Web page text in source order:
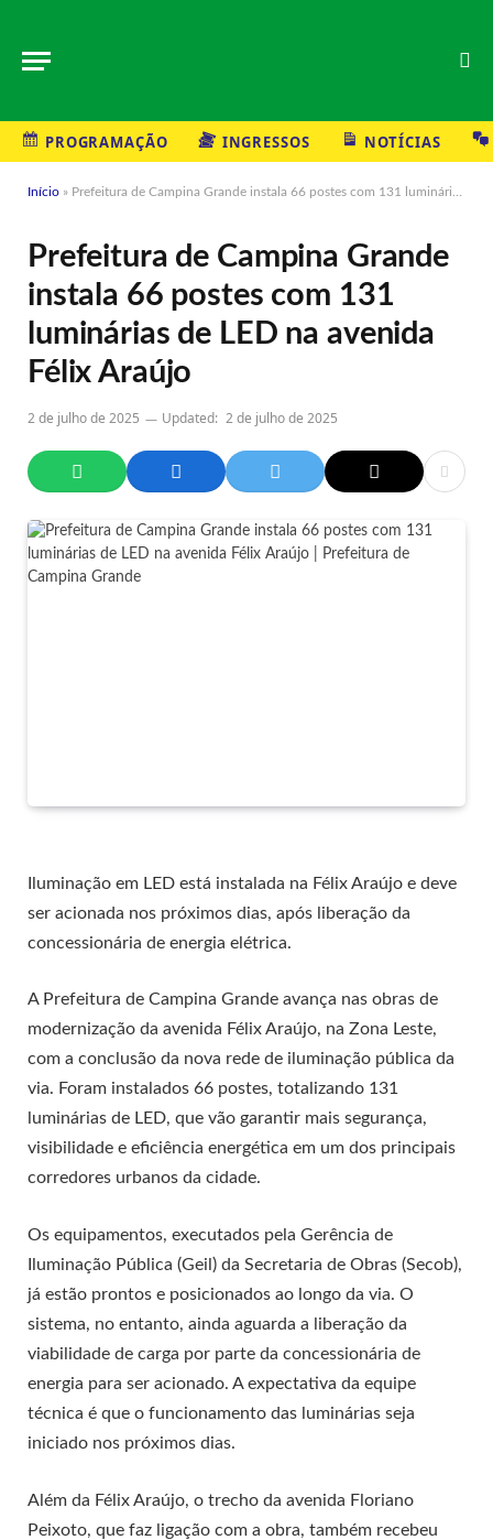
PROGRAMAÇÃO INGRESSOS NOTÍCIAS
Início » Prefeitura de Campina Grande instala 66 postes com 131 luminárias de LED na avenida Félix Araújo
Prefeitura de Campina Grande
instala 66 postes com 131
luminárias de LED na avenida
Félix Araújo
2 de julho de 2025 Updated: 2 de julho de 2025
Iluminação em LED está instalada na Félix Araújo e deve
ser acionada nos próximos dias, após liberação da
concessionária de energia elétrica.
A Prefeitura de Campina Grande avança nas obras de
modernização da avenida Félix Araújo, na Zona Leste,
com a conclusão da nova rede de iluminação pública da
via. Foram instalados 66 postes, totalizando 131
luminárias de LED, que vão garantir mais segurança,
visibilidade e eficiência energética em um dos principais
corredores urbanos da cidade.
Os equipamentos, executados pela Gerência de
Iluminação Pública (Geil) da Secretaria de Obras (Secob),
já estão prontos e posicionados ao longo da via. O
sistema, no entanto, ainda aguarda a liberação da
viabilidade de carga por parte da concessionária de
energia para ser acionado. A expectativa da equipe
técnica é que o funcionamento das luminárias seja
iniciado nos próximos dias.
Além da Félix Araújo, o trecho da avenida Floriano
Peixoto, que faz ligação com a obra, também recebeu